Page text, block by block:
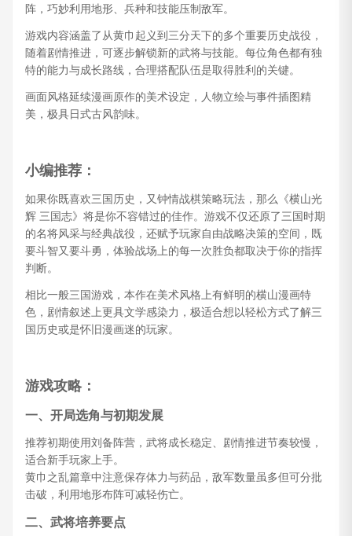
阵，巧妙利用地形、兵种和技能压制敌军。
游戏内容涵盖了从黄巾起义到三分天下的多个重要历史战役，
随着剧情推进，可逐步解锁新的武将与技能。每位角色都有独
特的能力与成长路线，合理搭配队伍是取得胜利的关键。
画面风格延续漫画原作的美术设定，人物立绘与事件插图精
美，极具日式古风韵味。
小编推荐：
如果你既喜欢三国历史，又钟情战棋策略玩法，那么《横山光
辉 三国志》将是你不容错过的佳作。游戏不仅还原了三国时期
的名将风采与经典战役，还赋予玩家自由战略决策的空间，既
要斗智又要斗勇，体验战场上的每一次胜负都取决于你的指挥
判断。
相比一般三国游戏，本作在美术风格上有鲜明的横山漫画特
色，剧情叙述上更具文学感染力，极适合想以轻松方式了解三
国历史或是怀旧漫画迷的玩家。
游戏攻略：
一、开局选角与初期发展
推荐初期使用刘备阵营，武将成长稳定、剧情推进节奏较慢，
适合新手玩家上手。
黄巾之乱篇章中注意保存体力与药品，敌军数量虽多但可分批
击破，利用地形布阵可减轻伤亡。
二、武将培养要点